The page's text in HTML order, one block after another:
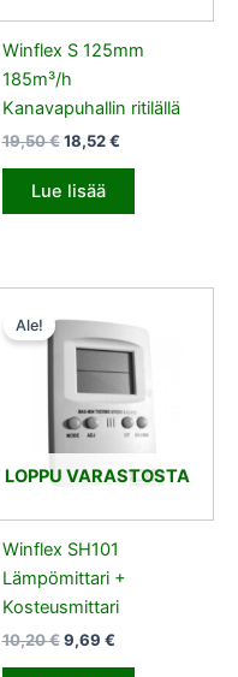
Winflex S 125mm
185m³/h
Kanavapuhallin ritilällä
19,50€ 18,52€
Lue lisää
LOPPU VARASTOSTA
Ale!
Winflex SH101
Lämpömittari +
Kosteusmittari
10,20€
hinta
oli:
10,20 €.
9,69 €
on:
9,69 €.